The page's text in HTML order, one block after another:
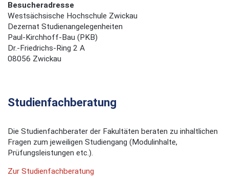
Besucheradresse
Westsächsische Hochschule Zwickau
Dezernat Studienangelegenheiten
Paul-Kirchhoff-Bau (PKB)
Dr.-Friedrichs-Ring 2 A
08056 Zwickau
Studienfachberatung
Die Studienfachberater der Fakultäten beraten zu inhaltlichen
Fragen zum jeweiligen Studiengang (Modulinhalte,
Prüfungsleistungen etc.).
Zur Studienfachberatung